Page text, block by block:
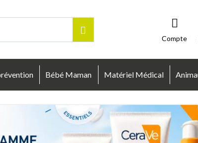
Compte
Bébé Maman Matériel Médical